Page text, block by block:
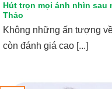
Hút trọn mọi ánh nhìn sau
Thảo
Không những ấn tượng
còn đánh giá cao [...]